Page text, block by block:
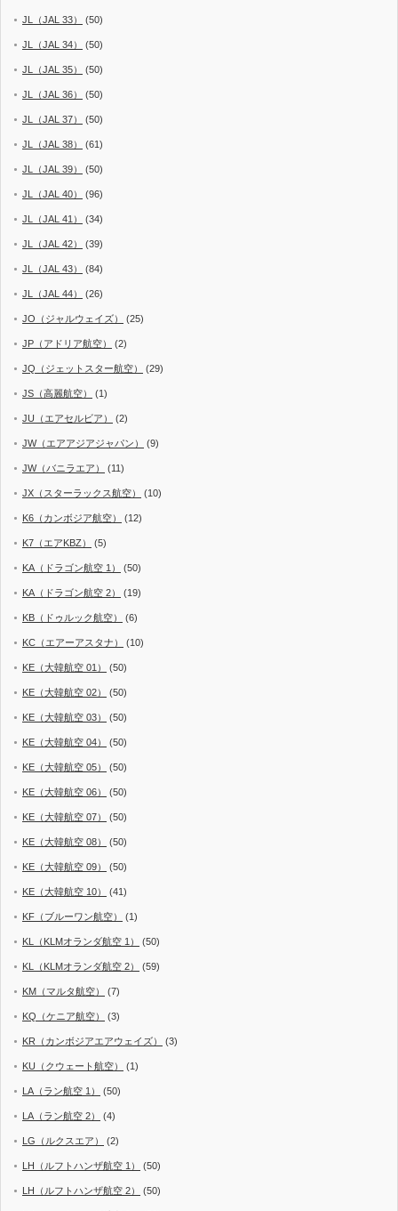
JL（JAL 33） (50)
JL（JAL 34） (50)
JL（JAL 35） (50)
JL（JAL 36） (50)
JL（JAL 37） (50)
JL（JAL 38） (61)
JL（JAL 39） (50)
JL（JAL 40） (96)
JL（JAL 41） (34)
JL（JAL 42） (39)
JL（JAL 43） (84)
JL（JAL 44） (26)
JO（ジャルウェイズ） (25)
JP（アドリア航空） (2)
JQ（ジェットスター航空） (29)
JS（高麗航空） (1)
JU（エアセルビア） (2)
JW（エアアジアジャパン） (9)
JW（バニラエア） (11)
JX（スターラックス航空） (10)
K6（カンボジア航空） (12)
K7（エアKBZ） (5)
KA（ドラゴン航空 1） (50)
KA（ドラゴン航空 2） (19)
KB（ドゥルック航空） (6)
KC（エアーアスタナ） (10)
KE（大韓航空 01） (50)
KE（大韓航空 02） (50)
KE（大韓航空 03） (50)
KE（大韓航空 04） (50)
KE（大韓航空 05） (50)
KE（大韓航空 06） (50)
KE（大韓航空 07） (50)
KE（大韓航空 08） (50)
KE（大韓航空 09） (50)
KE（大韓航空 10） (41)
KF（ブルーワン航空） (1)
KL（KLMオランダ航空 1） (50)
KL（KLMオランダ航空 2） (59)
KM（マルタ航空） (7)
KQ（ケニア航空） (3)
KR（カンボジアエアウェイズ） (3)
KU（クウェート航空） (1)
LA（ラン航空 1） (50)
LA（ラン航空 2） (4)
LG（ルクスエア） (2)
LH（ルフトハンザ航空 1） (50)
LH（ルフトハンザ航空 2） (50)